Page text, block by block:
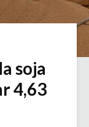
soja
4,63